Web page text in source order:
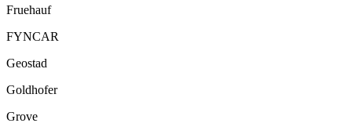
Fruehauf
FYNCAR
Geostad
Goldhofer
Grove